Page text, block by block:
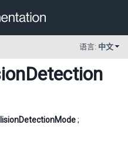
语言: 中文
;